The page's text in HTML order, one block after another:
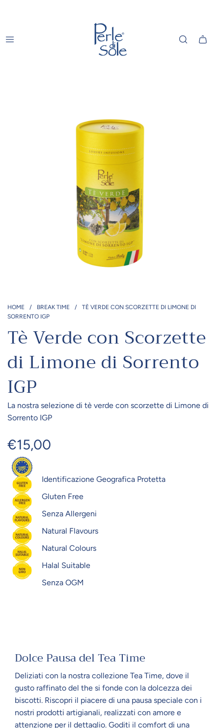
HOME / BREAK TIME /
TÈ VERDE CON SCORZETTE DI LIMONE DI
SORRENTO IGP
Tè Verde con Scorzette
di Limone di Sorrento
IGP
La nostra selezione di tè verde con scorzette di Limone di
Sorrento IGP
Prezzo
di
vendita
Prezzo
regolare
€15,00
Identificazione Geografica Protetta
Gluten Free
Senza Allergeni
Natural Flavours
Natural Colours
Halal Suitable
Senza OGM
Dolce Pausa del Tea Time
Deliziati con la nostra collezione Tea Time, dove il
gusto raffinato del the si fonde con la dolcezza dei
biscotti. Riscopri il piacere di una pausa speciale con i
nostri prodotti artigianali, realizzati con amore e
attenzione per il dettaglio. Goditi il comfort di una